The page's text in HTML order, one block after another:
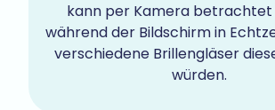
kann per Kamera betrachtet
während der Bildschirm in
verschiedene Brillengläser
würden.